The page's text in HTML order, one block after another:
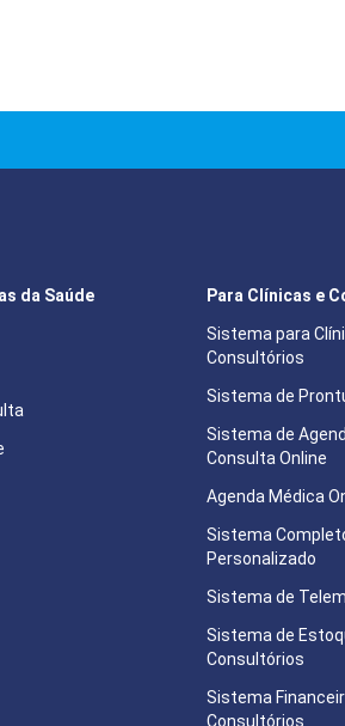
da Saúde
Para Clínicas e
Sistema para
Consultórios
Sistema de
Sistema de
Consulta Online
Agenda Médica
Sistema
Personalizado
Sistema de
Sistema de
Consultórios
Sistema
Consultórios